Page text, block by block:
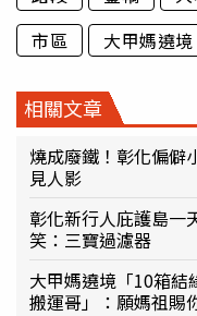
市區
大甲媽遶境
相關文章
燒成廢鐵！彰化偏
見人影
彰化新行人庇護島
笑：三寶過濾器
大甲媽遶境「10箱結
搬運哥」：願媽祖賜